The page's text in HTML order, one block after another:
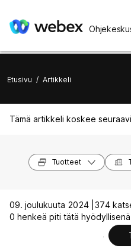
Etusivu / Artikkeli
Tämä artikkeli koskee
Tuotteet
09. joulukuuta 2024 | 374
0 henkeä piti tätä hyödyllisenä